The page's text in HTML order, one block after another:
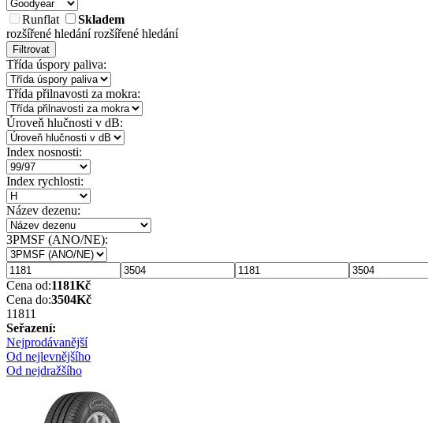
Runflat
Skladem
rozšířené hledánírozšířené hledání
Filtrovat
Třída úspory paliva:
Třída přilnavosti za mokra:
Úroveň hlučnosti v dB:
Index nosnosti:
Index rychlosti:
Název dezenu:
3PMSF (ANO/NE):
Cena od:1181Kč
Cena do:3504Kč
11811
Seřazení:
Nejprodávanější
Od nejlevnějšího
Od nejdražšího